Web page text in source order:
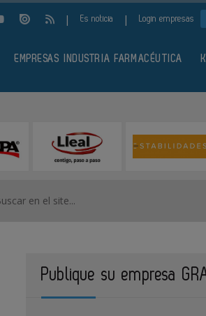
| Es noticia | Login empresas
EMPRESAS INDUSTRIA FARMACÉUTICA
Publique su empresa